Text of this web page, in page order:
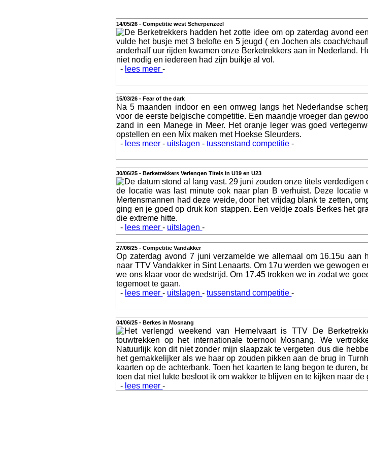
14/05/26 - Competitie west Scherpenzeel
De Berketrekkers hadden het zotte idee om op zaterdag avond
vulde het busje met 3 belofte en 5 jeugd ( en Jochen als coach/
anderhalf uur rijden kwamen onze Berketrekkers aan in Nederland.
niet nodig en iedereen had zijn buikje al vol.
- lees meer-
15/03/26 - Fear of the dark
Na 5 maanden indoor en een omweg langs het Nederlandse
voor de eerste belgische competitie. Een maandje vroeger dan
zand in een Manege in Meer. Het oranje leger was goed
opstellen en een Mix maken met Hoekse Sleurders.
- lees meer- uitslagen-tussenstand competitie-
30/06/25 - Berketrekkers Verlengen Titels in U19 en U23
De datum stond al lang vast. 29 juni zouden onze titels
de locatie was last minute ook naar plan B verhuist. Deze locatie
Mertensmannen had deze weide, door het vrijdag blank te zetten,
ging en je goed op druk kon stappen. Een veldje zoals Berkes het
die extreme hitte.
- lees meer- uitslagen-
27/06/25 - Competitie Vandakker
Op zaterdag avond 7 juni verzamelde we allemaal om 16.15u aan
naar TTV Vandakker in Sint Lenaarts. Om 17u werden we gewogen
we ons klaar voor de wedstrijd. Om 17.45 trokken we in zodat we
tegemoet te gaan.
- lees meer- uitslagen-tussenstand competitie-
04/06/25 - Berkes in Mosnang
Het verlengd weekend van Hemelvaart is TTV De
touwtrekken op het internationale toernooi Mosnang. We
Natuurlijk kon dit niet zonder mijn slaapzak te vergeten dus die
het gemakkelijker als we haar op zouden pikken aan de brug in
kaarten op de achterbank. Toen het kaarten te lang begon te duren,
toen dat niet lukte besloot ik om wakker te blijven en te kijken naar
- lees meer-